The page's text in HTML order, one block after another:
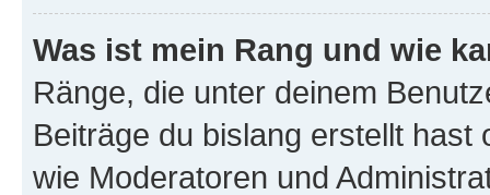
Was ist mein Rang und wie
Ränge, die unter deinem
Beiträge du bislang erstellt
wie Moderatoren und